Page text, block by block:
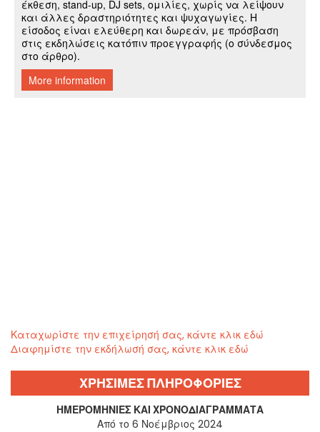
Καταχωρίστε την επιχείρησή σας, κάντε κλικ εδώ
Διαφημίστε την εκδήλωσή σας, κάντε κλικ εδώ
ΧΡΗΣΙΜΕΣ ΠΛΗΡΟΦΟΡΙΕΣ
ΗΜΕΡΟΜΗΝΊΕΣ ΚΑΙ ΧΡΟΝΟΔΙΑΓΡΆΜΜΑΤΑ
Από το 6 Νοέμβριος 2024